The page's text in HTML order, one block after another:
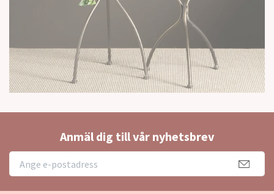
Anmäl dig till vår nyhetsbrev